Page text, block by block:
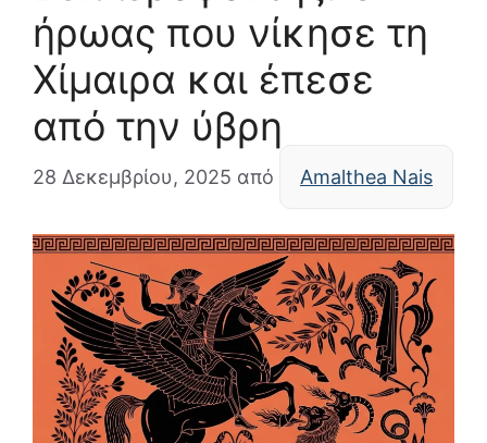
ήρωας που νίκησε τη
Χίμαιρα και έπεσε
από την ύβρη
28 Δεκεμβρίου, 2025 από Amalthea Nais